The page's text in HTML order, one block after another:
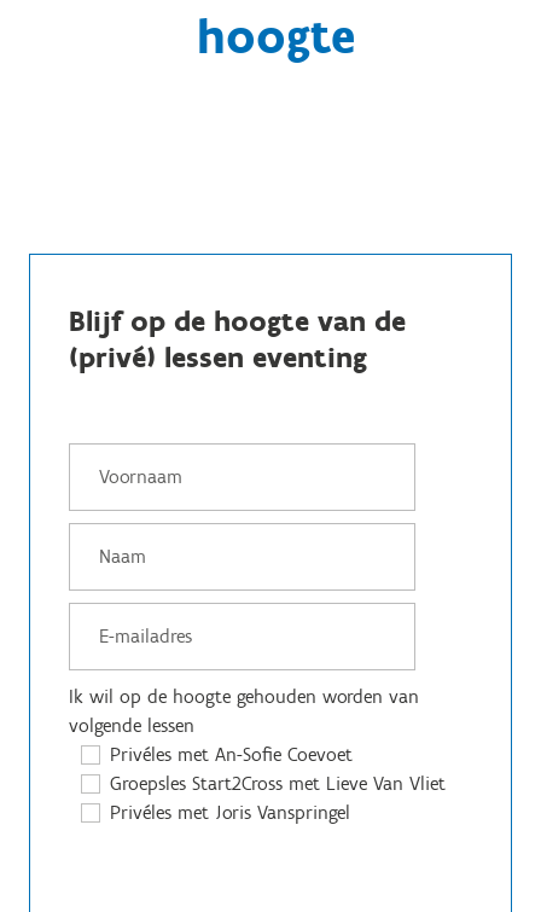
hoogte
Blijf op de hoogte van de
(privé) lessen eventing
Ik wil op de hoogte gehouden worden van
volgende lessen
Privéles met An-Sofie Coevoet
Groepsles Start2Cross met Lieve Van Vliet
Privéles met Joris Vanspringel